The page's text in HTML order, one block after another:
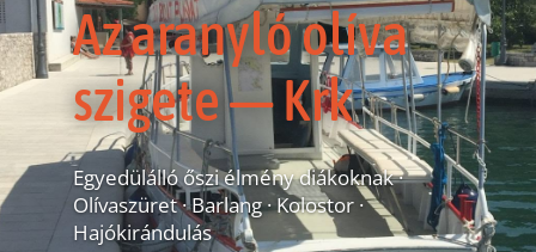
Az aranyló olíva
szigete — Krk
Egyedülálló őszi élmény diákoknak ·
Olívaszüret · Barlang · Kolostor ·
Hajókirándulás